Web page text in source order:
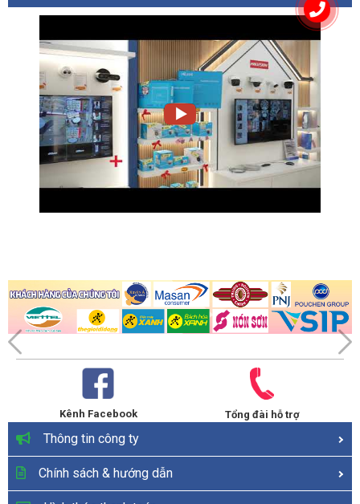
Kênh Facebook Tổng đài hỗ trợ
Thông tin công ty
Chính sách & hướng dẫn